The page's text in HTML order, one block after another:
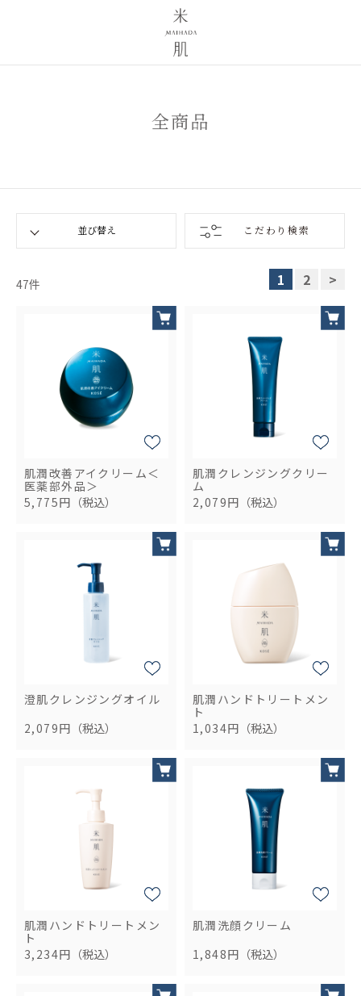
全商品
こだわり検索
47件 1 2 >
肌潤改善アイクリーム＜
医薬部外品＞
5,775円 （税込）
肌潤クレンジングクリー
ム
2,079円 （税込）
澄肌クレンジングオイル
2,079円 （税込）
肌潤ハンドトリートメン
ト
1,034円 （税込）
肌潤ハンドトリートメン
ト
3,234円 （税込）
肌潤洗顔クリーム
1,848円 （税込）